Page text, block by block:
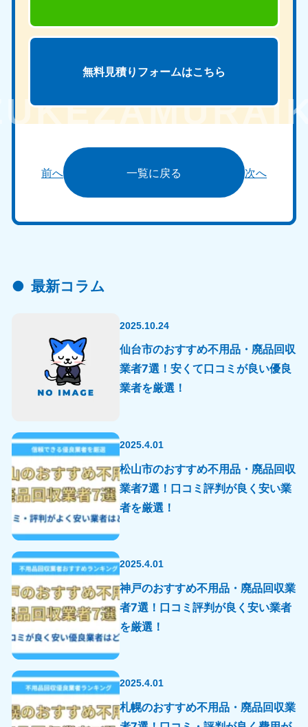
無料見積りフォームはこちら
前へ 一覧に戻る 次へ
最新コラム
2025.10.24
仙台市のおすすめ不用品・廃品回収
業者7選！安くて口コミが良い優良
業者を厳選！
2025.4.01
松山市のおすすめ不用品・廃品回収
業者7選！口コミ評判が良く安い業
者を厳選！
2025.4.01
神戸のおすすめ不用品・廃品回収業
者7選！口コミ評判が良く安い業者
を厳選！
2025.4.01
札幌のおすすめ不用品・廃品回収業